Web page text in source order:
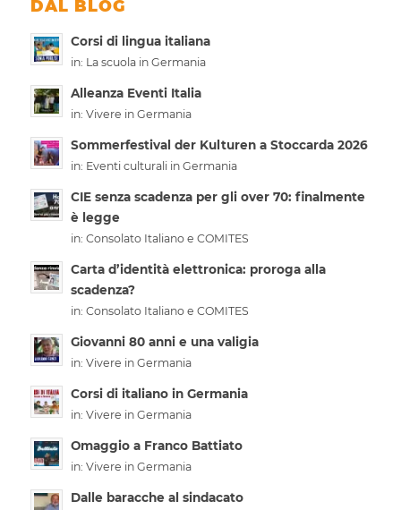
DAL BLOG
Corsi di lingua italiana
in: La scuola in Germania
Alleanza Eventi Italia
in: Vivere in Germania
Sommerfestival der Kulturen a Stoccarda 2026
in: Eventi culturali in Germania
CIE senza scadenza per gli over 70: finalmente
è legge
in: Consolato Italiano e COMITES
Carta d’identità elettronica: proroga alla
scadenza?
in: Consolato Italiano e COMITES
Giovanni 80 anni e una valigia
in: Vivere in Germania
Corsi di italiano in Germania
in: Vivere in Germania
Omaggio a Franco Battiato
in: Vivere in Germania
Dalle baracche al sindacato